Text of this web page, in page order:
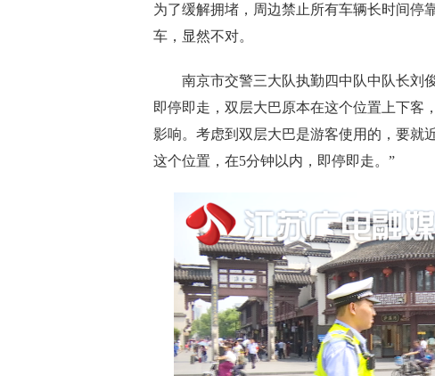
为了缓解拥堵，周边禁止所有车辆长时间停
车，显然不对。
南京市交警三大队执勤四中队中队长刘
即停即走，双层大巴原本在这个位置上下客
影响。考虑到双层大巴是游客使用的，要就
这个位置，在5分钟以内，即停即走。”